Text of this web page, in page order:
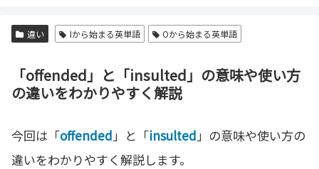
違い Iから始まる英単語 Oから始まる英単語
「offended」と「insulted」の意味や使い方
の違いをわかりやすく解説
今回は「offended」と「insulted」の意味や使い方の
違いをわかりやすく解説します。